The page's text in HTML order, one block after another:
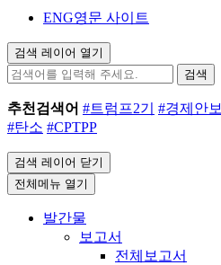
ENG영문 사이트
검색 레이어 열기
검색
추천검색어 #트럼프2기 #경제안보
#탄소 #CPTPP
검색 레이어 닫기
전체메뉴 열기
발간물
보고서
전체보고서